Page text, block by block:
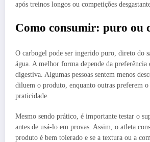
após treinos longos ou competições
Como consumir: puro ou
O carbogel pode ser ingerido puro, direto do
água. A melhor forma depende da preferência
digestiva. Algumas pessoas sentem menos
diluem o produto, enquanto outras preferem
praticidade.
Mesmo sendo prático, é importante testar o
antes de usá-lo em provas. Assim, o atleta
produto é bem tolerado e se a textura ou a